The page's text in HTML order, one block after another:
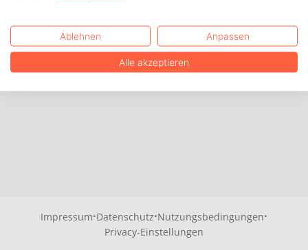
Impressum·Datenschutz·Nutzungsbedingungen·
Privacy-Einstellungen
Ablehnen Anpassen
Alle akzeptieren